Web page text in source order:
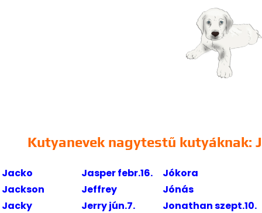
Kutyanevek nagytestű kutyáknak: J
Jacko Jasper febr.16.
Jókora
Jackson
Jeffrey
Jónás
Jacky
Jerry jún.7.
Jonathan szept.10.